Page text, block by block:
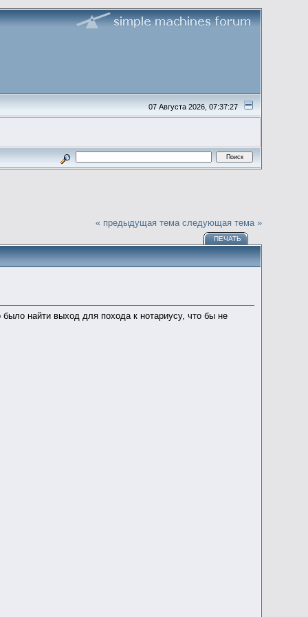
07 Августа 2026, 07:37:27
« предыдущая тема следующая тема »
ПЕЧАТЬ
найти выход для похода к нотариусу, что бы не